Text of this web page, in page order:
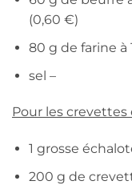
(0,60 €)
80 g de farine à
sel –
Pour les crevettes
1 grosse
200 g de